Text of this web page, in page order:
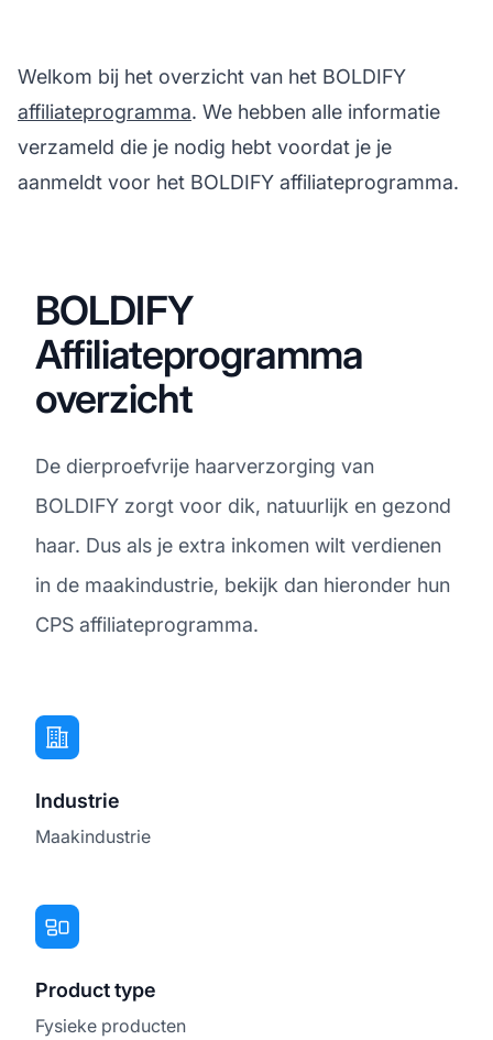
Welkom bij het overzicht van het BOLDIFY
affiliateprogramma. We hebben alle informatie
verzameld die je nodig hebt voordat je je
aanmeldt voor het BOLDIFY affiliateprogramma.
BOLDIFY
Affiliateprogramma
overzicht
De dierproefvrije haarverzorging van
BOLDIFY zorgt voor dik, natuurlijk en gezond
haar. Dus als je extra inkomen wilt verdienen
in de maakindustrie, bekijk dan hieronder hun
CPS affiliateprogramma.
Industrie
Maakindustrie
Product type
Fysieke producten